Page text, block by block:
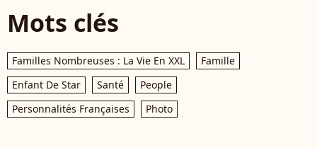
Mots clés
Familles Nombreuses : La Vie En XXL
Famille
Enfant De Star
Santé
People
Personnalités Françaises
Photo